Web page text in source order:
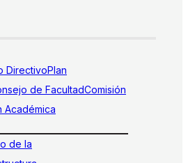
DirectivoPlan
de FacultadComisión
Académica
de la